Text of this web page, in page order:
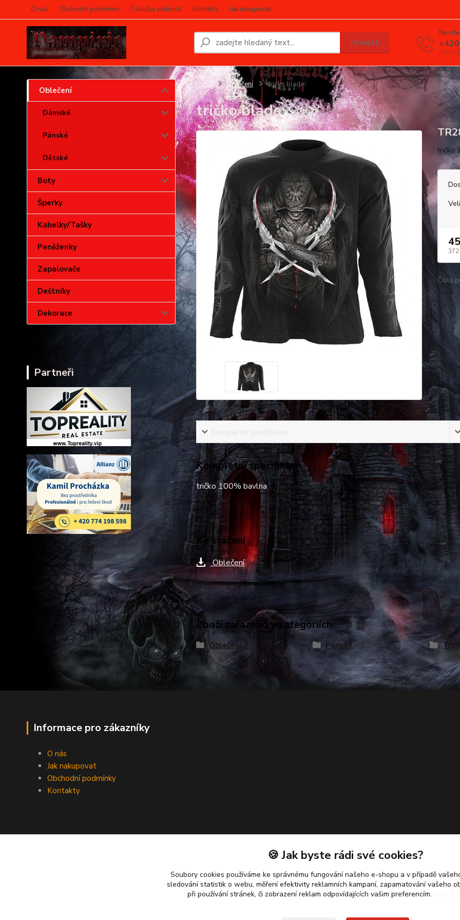
O nás Obchodní podmínky Tabulka velikostí Kontakty Jak nakupovat
Hledat
(Po-
Oblečení
Dámské
Pánské
Dětské
Boty
Šperky
Kabelky/Tašky
Peněženky
Zapalovače
Deštníky
Dekorace
Partneři
Úvod Oblečení tričko blade
tričko blade
tričko
372
Číslo
Kompletní specifikace
Kompletní specifikace
tričko 100% bavlna
Ke stažení
Oblečení
Zboží zařazeno v kategoriích
Oblečení Pánské
Informace pro zákazníky
O nás
Jak nakupovat
Obchodní podmínky
Kontakty
🍪 Jak byste rádi své cookies?
Soubory cookies používáme ke správnému fungování našeho e-shopu a v případě
sledování statistik o webu, měření efektivity reklamních kampaní, zapamatování vašeho
při používání stránek, či zobrazení reklam odpovídajících vašim preferencím.